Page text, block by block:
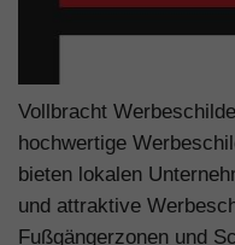
Vollbracht
hochwertige
bieten lokalen
und attraktive
Fußgängerzonen und